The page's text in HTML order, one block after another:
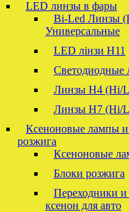
LED линзы в фары
Bi-Led Линзы
Универсальные
LED лінзи H11
Светодиодные
Линзы Н4 (Hi/
Линзы Н7 (Hi/
Ксеноновые лампы и
розжига
Ксеноновые
Блоки розжига
Переходники и
ксенон для авто